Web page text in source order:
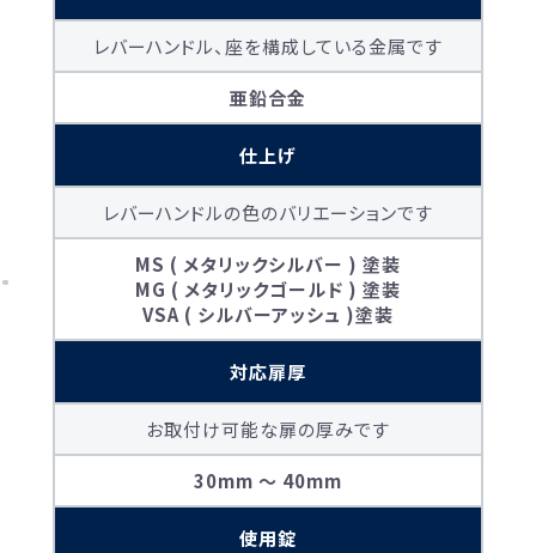
お買い物を続ける カートへ進む
レバーハンドル、座を構成している金属です
亜鉛合金
仕上げ
レバーハンドルの色のバリエーションです
MS ( メタリックシルバー ) 塗装
MG ( メタリックゴールド ) 塗装
VSA ( シルバーアッシュ )塗装
対応扉厚
お取付け可能な扉の厚みです
30mm 〜 40mm
使用錠